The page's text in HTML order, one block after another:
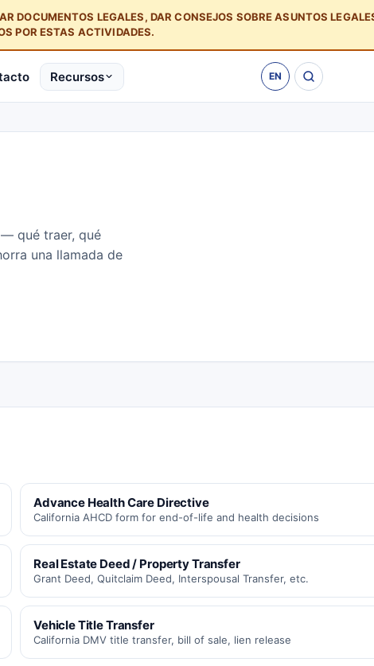
DOCUMENTOS LEGALES, DAR CONSEJOS SOBRE ASUNTOS
POR ESTAS ACTIVIDADES.
Recursos EN
qué traer, qué
una llamada de
Advance Health Care Directive
California AHCD form for end-of-life and health decisions
Real Estate Deed / Property Transfer
Grant Deed, Quitclaim Deed, Interspousal Transfer, etc.
Vehicle Title Transfer
California DMV title transfer, bill of sale, lien release